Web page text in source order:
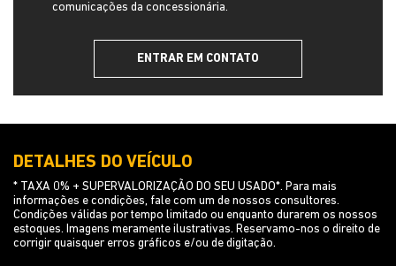
comunicações da concessionária.
ENTRAR EM CONTATO
DETALHES DO VEÍCULO
* TAXA 0% + SUPERVALORIZAÇÃO DO SEU USADO*. Para mais
informações e condições, fale com um de nossos consultores.
Condições válidas por tempo limitado ou enquanto durarem os nossos
estoques. Imagens meramente ilustrativas. Reservamo-nos o direito de
corrigir quaisquer erros gráficos e/ou de digitação.